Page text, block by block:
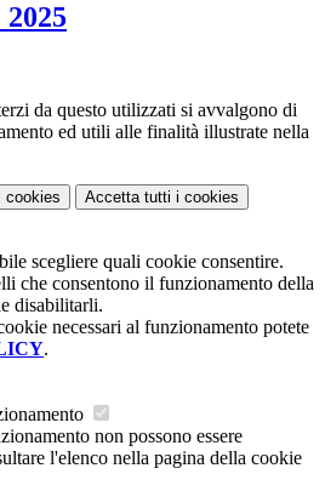
da questo utilizzati si avvalgono di
ed utili alle finalità illustrate nella
cookies Accetta tutti i cookies
scegliere quali cookie consentire.
che consentono il funzionamento della
disabilitarli.
necessari al funzionamento potete
.
non possono essere
l'elenco nella pagina della cookie